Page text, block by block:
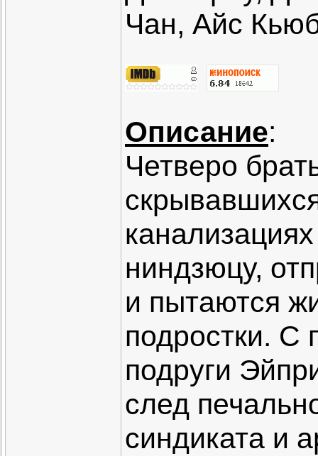
Чан, Айс
Описание:
Четверо
ниндзюцу,
и пытаются
подростки.
подруги
след
синдиката и